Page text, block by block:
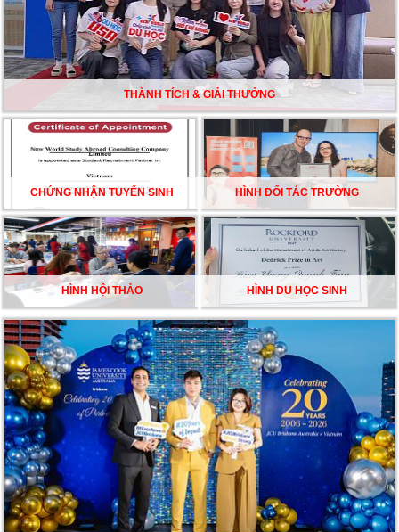
DU HỌC ÚC DẦN TRỞ THÀNH LỰA CHỌN HÀNG
ĐẦU CỦA DU HỌC SINH NĂM 2026 – VÀ TẤT CẢ
ĐỀU CÓ LÝ DO!!
CHẠM GIẤC MƠ DU HỌC MỸ – BẮT ĐẦU TỪ NGÀY
HỘI GHI DANH & SĂN HỌC BỔNG KỲ SPRING 2026
THÀNH TÍCH & GIẢI THƯỞNG
CHỨNG NHẬN TUYỂN SINH HÌNH ĐỐI TÁC TRƯỜNG
HÌNH HỘI THẢO HÌNH DU HỌC SINH